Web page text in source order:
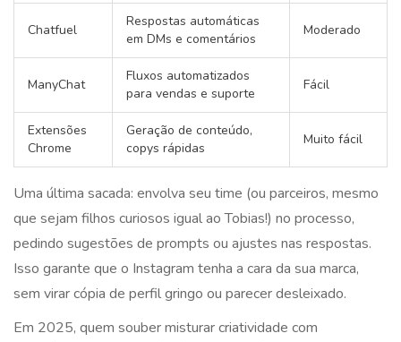
Chatfuel
Respostas automáticas
em DMs e comentários
Moderado
ManyChat
Fluxos automatizados
para vendas e suporte
Fácil
Extensões
Chrome
Geração de conteúdo,
copys rápidas
Muito fácil
Uma última sacada: envolva seu time (ou parceiros, mesmo
que sejam filhos curiosos igual ao Tobias!) no processo,
pedindo sugestões de prompts ou ajustes nas respostas.
Isso garante que o Instagram tenha a cara da sua marca,
sem virar cópia de perfil gringo ou parecer desleixado.
Em 2025, quem souber misturar criatividade com